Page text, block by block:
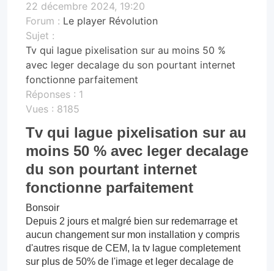
22 décembre 2024, 19:20
Forum : Le player Révolution
Sujet :
Tv qui lague pixelisation sur au moins 50 %
avec leger decalage du son pourtant internet
fonctionne parfaitement
Réponses : 1
Vues : 8185
Tv qui lague pixelisation sur au
moins 50 % avec leger decalage
du son pourtant internet
fonctionne parfaitement
Bonsoir
Depuis 2 jours et malgré bien sur redemarrage et
aucun changement sur mon installation y compris
d'autres risque de CEM, la tv lague completement
sur plus de 50% de l'image et leger decalage de